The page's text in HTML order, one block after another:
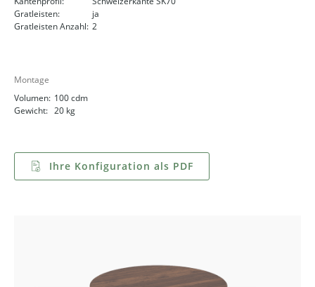
Gratleisten:
ja
Gratleisten Anzahl: 2
Montage
Volumen: 100 cdm
Gewicht: 20 kg
Ihre Konfiguration als PDF